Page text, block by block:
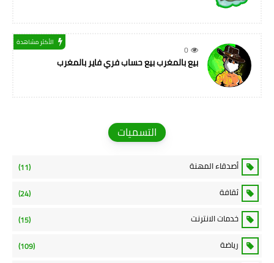
0
الأكثر مشاهدة
بيع بالمغرب بيع حساب فري فاير بالمغرب
التسميات
أصدقاء المهنة (11)
ثقافة (24)
خدمات الانترنت (15)
رياضة (109)